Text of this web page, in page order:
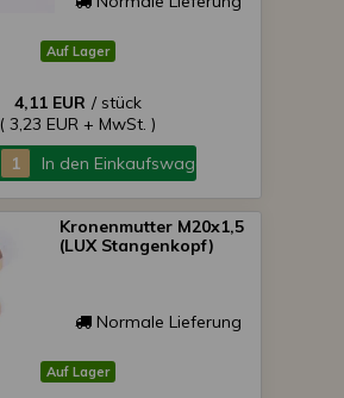
Auf Lager
4,11 EUR / stück
( 3,23 EUR + MwSt. )
In den Einkaufswagen
Kronenmutter M20x1,5
(LUX Stangenkopf)
Normale Lieferung
Auf Lager